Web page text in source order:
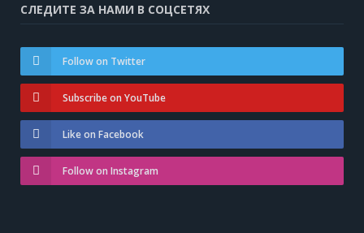
СЛЕДИТЕ ЗА НАМИ В СОЦСЕТЯХ
Follow on Twitter
Subscribe on YouTube
Like on Facebook
Follow on Instagram